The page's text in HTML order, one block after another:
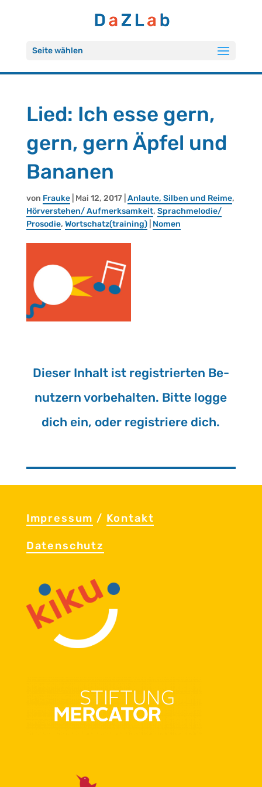
Seite wählen
Lied: Ich esse gern,
gern, gern Äpfel und
Ba­na­nen
von Frau­ke| Mai 12, 2017 | An­lau­te, Sil­ben und Reime,
Hör­ver­ste­hen/ Auf­merk­sam­keit, Sprach­me­lo­die/
Pro­so­die, Wort­schatz(trai­ning)| Nomen
Die­ser In­halt ist re­gis­trier­ten Be­
nut­zern vor­be­hal­ten. Bitte logge
dich ein, oder re­gis­trie­re dich.
Im­pres­sum / Kon­takt
Da­ten­schutz